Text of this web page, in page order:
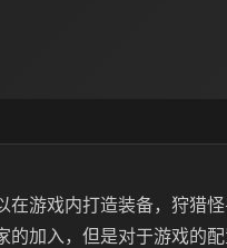
在游戏内打造装备，狩猎
加入，但是对于游戏的